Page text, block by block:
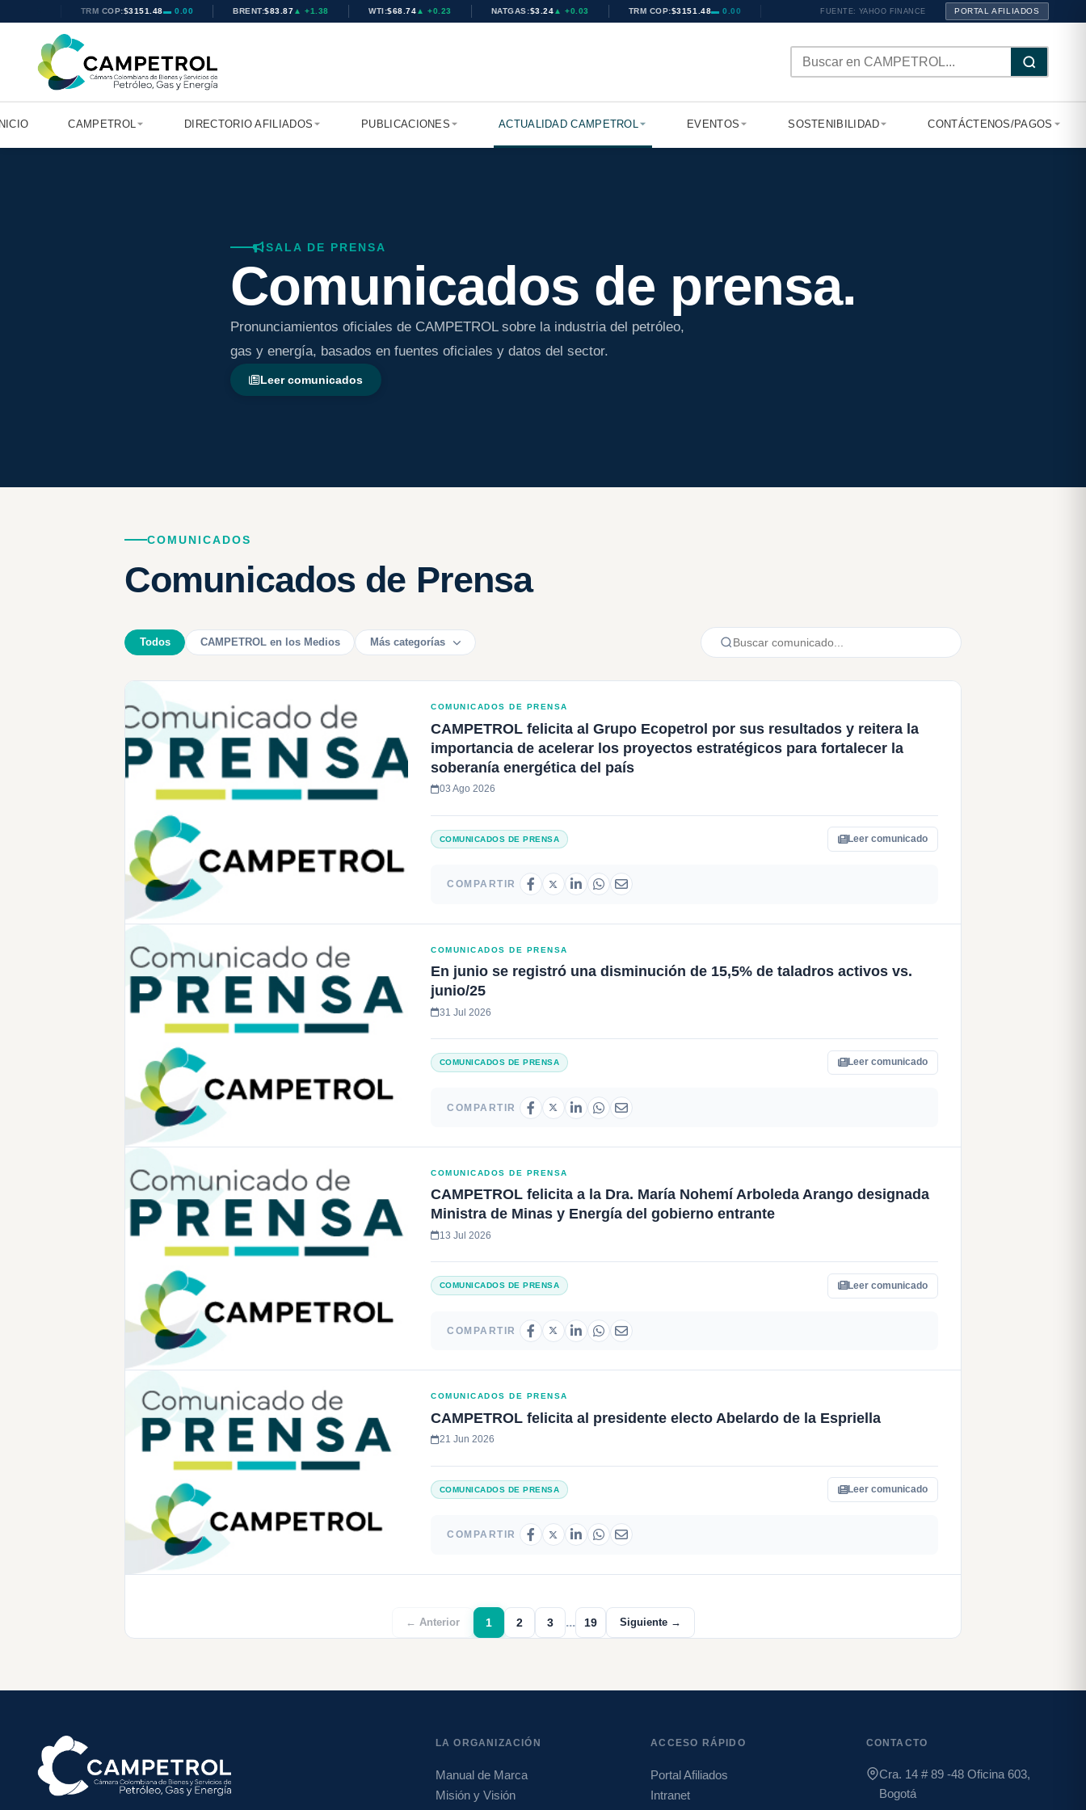
TRM COP:$3151.48▬ 0.00 BRENT:$83.87▲ +1.38 WTI:$68.74▲ +0.23 NATGAS:$3.24▲ +0.03 TRM COP:$3151.48▬ 0.00 FUENTE: YAHOO FINANCE PORTAL AFILIADOS
CAMPETROL DIRECTORIO AFILIADOS PUBLICACIONES ACTUALIDAD CAMPETROL EVENTOS SOSTENIBILIDAD CONTÁCTENOS/PAGOS
SALA DE PRENSA
Comunicados de prensa.
Pronunciamientos oficiales de CAMPETROL sobre la industria del petróleo,
gas y energía, basados en fuentes oficiales y datos del sector.
Leer comunicados
COMUNICADOS
Comunicados de Prensa
Todos CAMPETROL en los Medios Más categorías
COMUNICADOS DE PRENSA
CAMPETROL felicita al Grupo Ecopetrol por sus resultados y reitera la
importancia de acelerar los proyectos estratégicos para fortalecer la
soberanía energética del país
03 Ago 2026
COMUNICADOS DE PRENSA Leer comunicado
COMPARTIR
COMUNICADOS DE PRENSA
En junio se registró una disminución de 15,5% de taladros activos vs.
junio/25
31 Jul 2026
COMUNICADOS DE PRENSA Leer comunicado
COMPARTIR
COMUNICADOS DE PRENSA
CAMPETROL felicita a la Dra. María Nohemí Arboleda Arango designada
Ministra de Minas y Energía del gobierno entrante
13 Jul 2026
COMUNICADOS DE PRENSA Leer comunicado
COMPARTIR
COMUNICADOS DE PRENSA
CAMPETROL felicita al presidente electo Abelardo de la Espriella
21 Jun 2026
COMUNICADOS DE PRENSA Leer comunicado
COMPARTIR
← Anterior 1 2 3 ... 19 Siguiente →
LA ORGANIZACIÓN
Manual de Marca
Misión y Visión
ACCESO RÁPIDO
Portal Afiliados
Intranet
CONTACTO
Cra. 14 # 89 -48 Oficina 603,
Bogotá